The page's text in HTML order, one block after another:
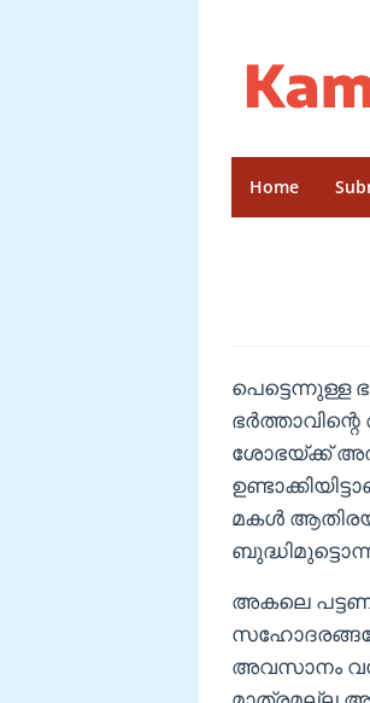
content
Home
ശോഭയ്ക്ക്
മകൾ
അകലെ
അവസാനം